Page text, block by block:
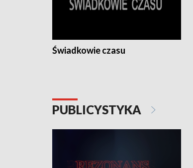
Świadkowie czasu
PUBLICYSTYKA